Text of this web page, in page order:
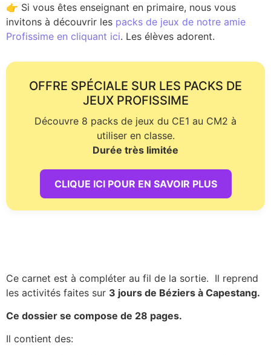
👉 Si vous êtes enseignant en primaire, nous vous
invitons à découvrir les packs de jeux de notre amie
Profissime en cliquant ici. Les élèves adorent.
OFFRE SPÉCIALE SUR LES PACKS DE
JEUX PROFISSIME
Découvre 8 packs de jeux du CE1 au CM2 à
utiliser en classe.
Durée très limitée
CLIQUE ICI POUR EN SAVOIR PLUS
Ce carnet est à compléter au fil de la sortie. Il reprend
les activités faites sur 3 jours de Béziers à Capestang.
Ce dossier se compose de 28 pages.
Il contient des: